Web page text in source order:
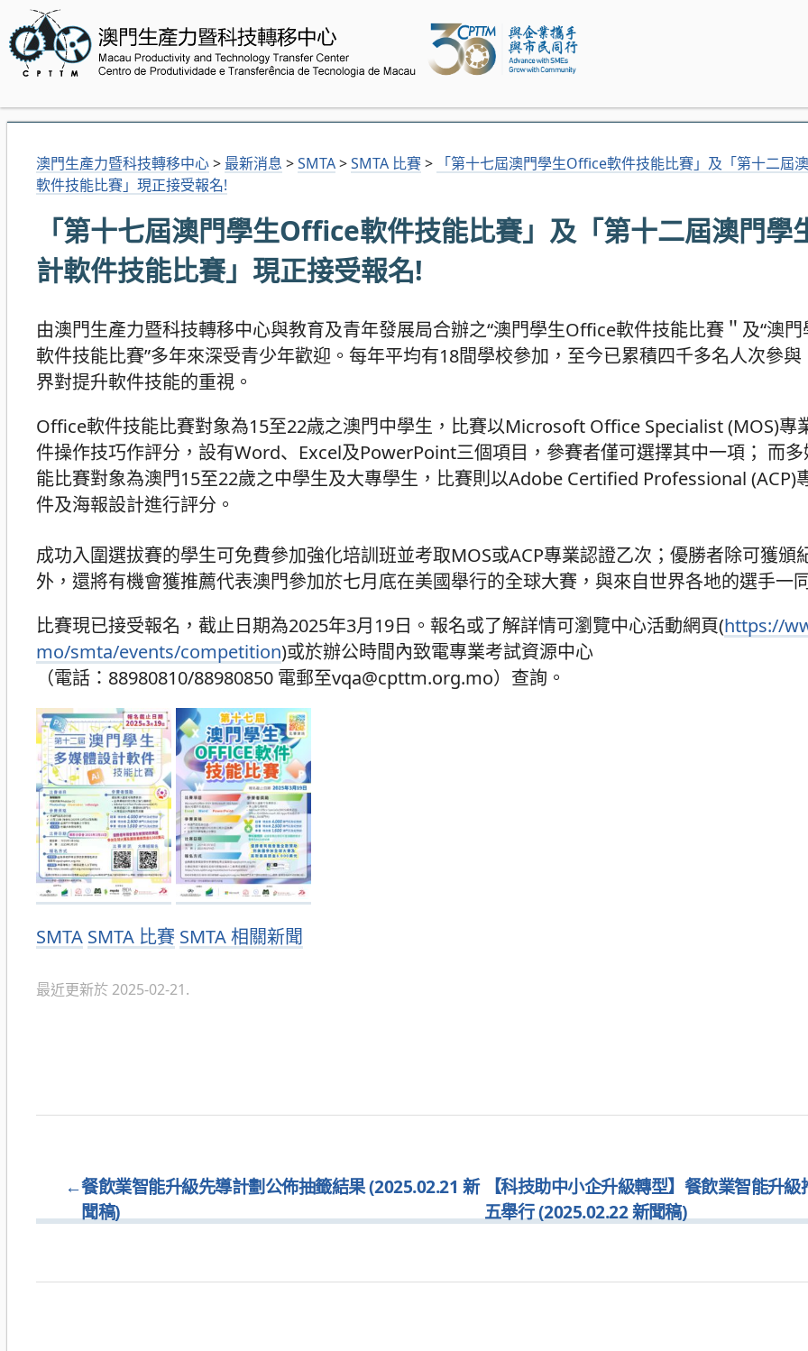
澳門生產力暨科技轉移中心> 最新消息 >SMTA>SMTA 比賽>
「第十七屆澳門學生Office軟件技能比賽」及「第十二屆
軟件技能比賽」現正接受報名!
「第十七屆澳門學生Office軟件技能比賽」及「第十二屆澳門學
計軟件技能比賽」現正接受報名!
由澳門生產力暨科技轉移中心與教育及青年發展局合辦之“澳門學生Office軟件技能比賽＂及“澳
軟件技能比賽”多年來深受青少年歡迎。每年平均有18間學校參加，至今已累積四千多名人次參
界對提升軟件技能的重視。
Office軟件技能比賽對象為15至22歳之澳門中學生，比賽以Microsoft Office Specialist (MOS)專
件操作技巧作評分，設有Word、Excel及PowerPoint三個項目，參賽者僅可選擇其中一項； 而
能比賽對象為澳門15至22歲之中學生及大專學生，比賽則以Adobe Certified Professional (ACP)
件及海報設計進行評分。
成功入圍選拔賽的學生可免費參加強化培訓班並考取MOS或ACP專業認證乙次；優勝者除可獲頒
外，還將有機會獲推薦代表澳門參加於七月底在美國舉行的全球大賽，與來自世界各地的選手一
比賽現已接受報名，截止日期為2025年3月19日。報名或了解詳情可瀏覽中心活動網頁(https://
mo/smta/events/competition)或於辦公時間內致電專業考試資源中心
（電話：88980810/88980850 電郵至vqa@cpttm.org.mo）查詢。
分
SMTA SMTA 比賽 SMTA 相關新聞
最近更新於 2025-02-21.
←餐飲業智能升級先導計劃公佈抽籤結果 (2025.02.21 新
聞稿)
【科技助中小企升級轉型】餐飲業智能升
五舉行 (2025.02.22 新聞稿)